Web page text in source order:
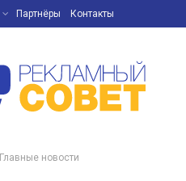
Партнёры Контакты
Главные новости